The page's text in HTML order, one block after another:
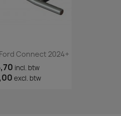
Connect 2024+
incl. btw
excl. btw